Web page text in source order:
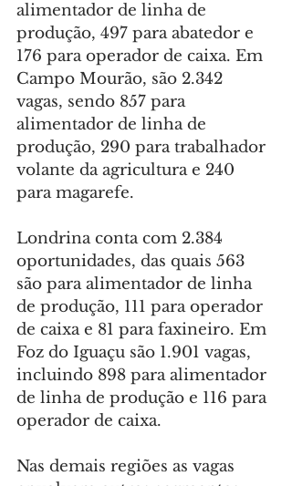
alimentador de linha de
produção, 497 para abatedor e
176 para operador de caixa. Em
Campo Mourão, são 2.342
vagas, sendo 857 para
alimentador de linha de
produção, 290 para trabalhador
volante da agricultura e 240
para magarefe.
Londrina conta com 2.384
oportunidades, das quais 563
são para alimentador de linha
de produção, 111 para operador
de caixa e 81 para faxineiro. Em
Foz do Iguaçu são 1.901 vagas,
incluindo 898 para alimentador
de linha de produção e 116 para
operador de caixa.
Nas demais regiões as vagas